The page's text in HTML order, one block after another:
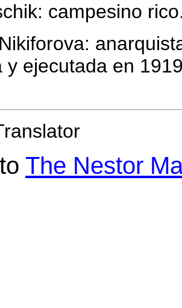
campesino
y ejecutada en
The Nestor